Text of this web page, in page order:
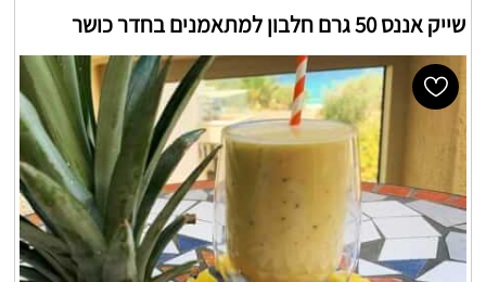
שייק אננס 50 גרם חלבון למתאמנים בחדר כושר